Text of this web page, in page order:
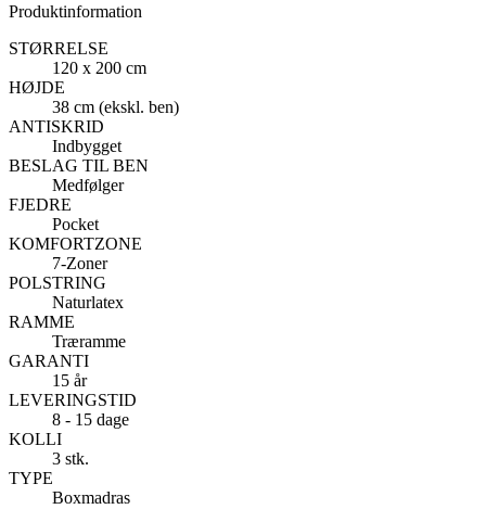
Produktinformation
STØRRELSE
120 x 200 cm
HØJDE
38 cm (ekskl. ben)
ANTISKRID
Indbygget
BESLAG TIL BEN
Medfølger
FJEDRE
Pocket
KOMFORTZONE
7-Zoner
POLSTRING
Naturlatex
RAMME
Træramme
GARANTI
15 år
LEVERINGSTID
8 - 15 dage
KOLLI
3 stk.
TYPE
Boxmadras